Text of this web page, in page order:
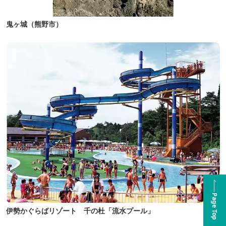
鬼ヶ城（熊野市）
伊勢かぐらばリゾート 千の杜「流水プール」 Page Top